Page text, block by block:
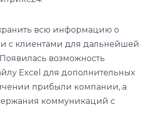
всю информацию о
с клиентами для дальнейшей
возможность
Excel для дополнительных
прибыли компании, а
коммуникаций с